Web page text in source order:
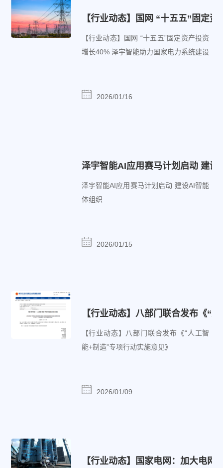
【行业动态】国网 “十五五”固定
【行业动态】国网 “十五五”固定资产投资
增长40%‎‎‎ 泽宇智能助力国家电力系统建设
2026/01/16
泽宇智能AI应用赛马计划启动 建设
泽宇智能AI应用赛马计划启动 建设AI智能
体组织
2026/01/15
【行业动态】八部门联合发布《“
【行业动态】八部门联合发布《“人工智
能+制造”专项行动实施意见》
2026/01/09
【行业动态】国家电网：加大电网